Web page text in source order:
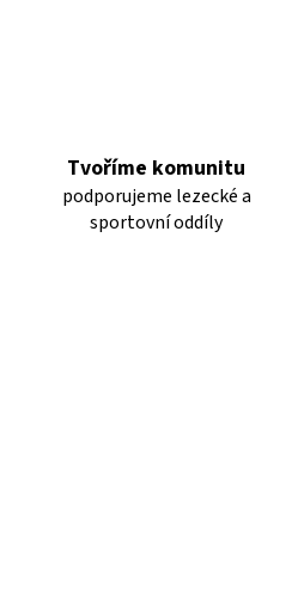
Tvoříme komunitu
podporujeme lezecké a
sportovní oddíly